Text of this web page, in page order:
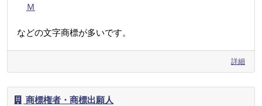
Ｍ
などの文字商標が多いです。
詳細
商標権者・商標出願人